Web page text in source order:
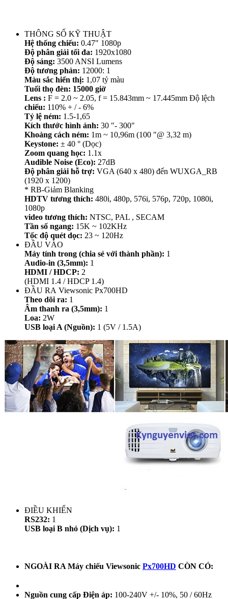
THÔNG SỐ KỸ THUẬT
Hệ thống chiếu: 0.47" 1080p
Độ phân giải tối đa: 1920x1080
Độ sáng: 3500 ANSI Lumens
Độ tương phản: 12000: 1
Màu sắc hiển thị: 1,07 tỷ màu
Tuổi thọ đèn: 15000 giờ
Lens : F = 2.0 ~ 2.05, f = 15.843mm ~ 17.445mm Độ lệch
chiếu: 110% + / - 6%
Tỷ lệ ném: 1.5-1,65
Kích thước hình ảnh: 30 "- 300"
Khoảng cách ném: 1m ~ 10,96m (100 "@ 3,32 m)
Keystone: ± 40 ° (Dọc)
Zoom quang học: 1.1x
Audible Noise (Eco): 27dB
Độ phân giải hỗ trợ: VGA (640 x 480) đến WUXGA_RB
(1920 x 1200)
* RB-Giảm Blanking
HDTV tương thích: 480i, 480p, 576i, 576p, 720p, 1080i,
1080p
video tương thích: NTSC, PAL , SECAM
Tần số ngang: 15K ~ 102KHz
Tốc độ quét dọc: 23 ~ 120Hz
ĐẦU VÀO
Máy tính trong (chia sẻ với thành phần): 1
Audio-in (3,5mm): 1
HDMI / HDCP: 2
(HDMI 1.4 / HDCP 1.4)
ĐẦU RA Viewsonic Px700HD
Theo dõi ra: 1
Âm thanh ra (3,5mm): 1
Loa: 2W
USB loại A (Nguồn): 1 (5V / 1.5A)
ĐIỀU KHIỂN
RS232: 1
USB loại B nhỏ (Dịch vụ): 1
NGOÀI RA Máy chiếu Viewsonic Px700HD CÒN CÓ:
Nguồn cung cấp Điện áp: 100-240V +/- 10%, 50 / 60Hz